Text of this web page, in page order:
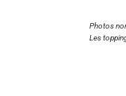
Photos
Les